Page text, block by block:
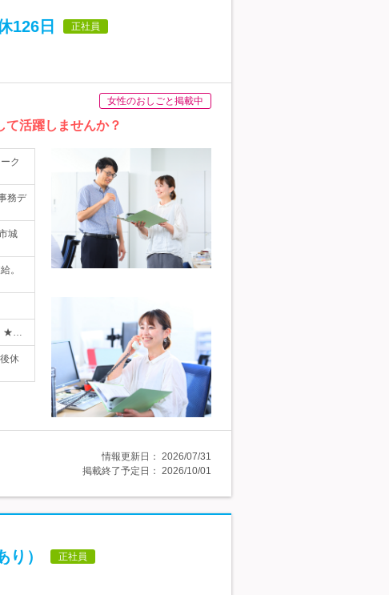
126日 正社員
女性のおしごと掲載中
て活躍しませんか？
ク
務デ
城
。
★…
休
情報更新日： 2026/07/31
掲載終了予定日： 2026/10/01
） 正社員